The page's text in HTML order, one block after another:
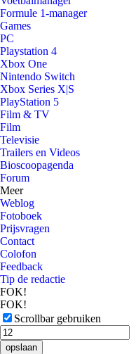
Formule 1-manager
Games
PC
Playstation 4
Xbox One
Nintendo Switch
Xbox Series X|S
PlayStation 5
Film & TV
Film
Televisie
Trailers en Videos
Bioscoopagenda
Forum
Meer
Weblog
Fotoboek
Prijsvragen
Contact
Colofon
Feedback
Tip de redactie
FOK!
FOK!
Scrollbar gebruiken
opslaan